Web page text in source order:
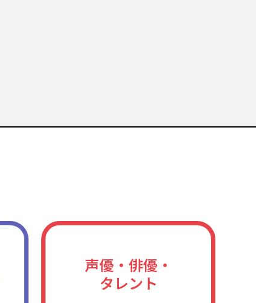
声優・俳優・
タレント